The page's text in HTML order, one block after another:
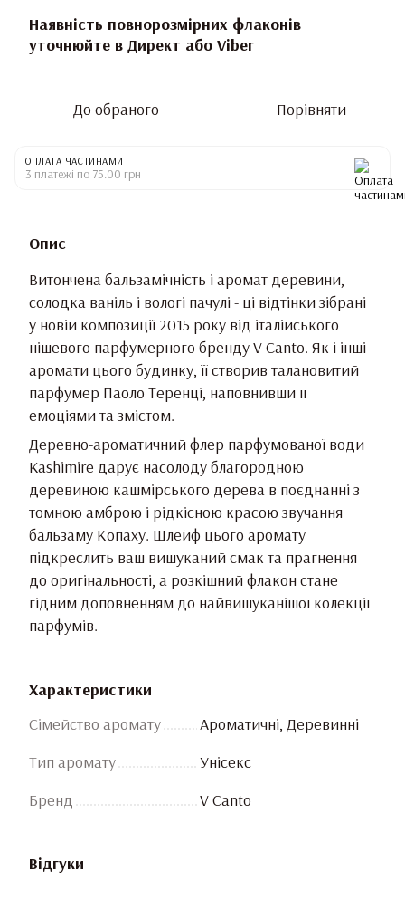
Наявність повнорозмірних флаконів
уточнюйте в Директ або Viber
До обраного Порівняти
ОПЛАТА ЧАСТИНАМИ
3 платежі по 75.00 грн
Опис
Витончена бальзамічність і аромат деревини,
солодка ваніль і вологі пачулі - ці відтінки зібрані
у новій композиції 2015 року від італійського
нішевого парфумерного бренду V Canto. Як і інші
аромати цього будинку, її створив талановитий
парфумер Паоло Теренці, наповнивши її
емоціями та змістом.
Деревно-ароматичний флер парфумованої води
Kashimire дарує насолоду благородною
деревиною кашмірського дерева в поєднанні з
томною амброю і рідкісною красою звучання
бальзаму Копаху. Шлейф цього аромату
підкреслить ваш вишуканий смак та прагнення
до оригінальності, а розкішний флакон стане
гідним доповненням до найвишуканішої колекції
парфумів.
Характеристики
Сімейство аромату
Ароматичні, Деревинні
Тип аромату
Унісекс
Бренд
V Canto
Відгуки